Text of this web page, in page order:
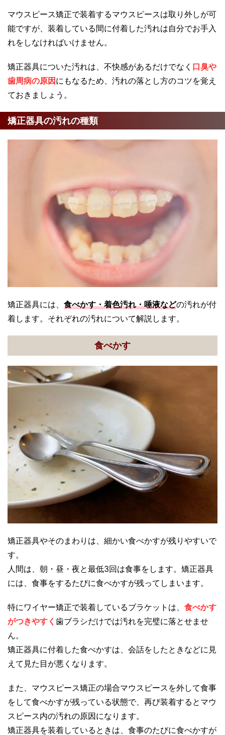
マウスピース矯正で装着するマウスピースは取り外しが可
能ですが、装着している間に付着した汚れは自分でお手入
れをしなければいけません。
矯正器具についた汚れは、不快感があるだけでなく 口臭や
歯周病の原因 にもなるため、汚れの落とし方のコツを覚え
ておきましょう。
矯正器具の汚れの種類
矯正器具には、 食べかす・着色汚れ・唾液などの汚れが付
着します。それぞれの汚れについて解説します。
食べかす
矯正器具やそのまわりは、細かい食べかすが残りやすいで
す。
人間は、朝・昼・夜と最低3回は食事をします。矯正器具
には、食事をするたびに食べかすが残ってしまいます。
特にワイヤー矯正で装着しているブラケットは、 食べかす
がつきやすく 歯ブラシだけでは汚れを完璧に落とせませ
ん。
矯正器具に付着した食べかすは、会話をしたときなどに見
えて見た目が悪くなります。
また、マウスピース矯正の場合マウスピースを外して食事
をして食べかすが残っている状態で、再び装着するとマウ
スピース内の汚れの原因になります。
矯正器具を装着しているときは、食事のたびに食べかすが